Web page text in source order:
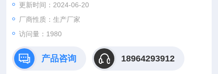
更新时间：2024-06-20
厂商性质：生产厂家
访问量：1980
产品咨询 18964293912